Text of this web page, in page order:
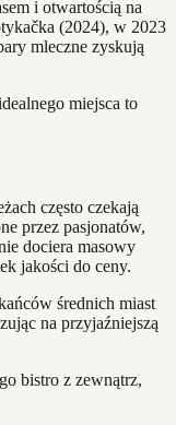
i otwartością na
(2024), w 2023
mleczne zyskują
miejsca to
często czekają
przez pasjonatów,
dociera masowy
jakości do ceny.
średnich miast
na przyjaźniejszą